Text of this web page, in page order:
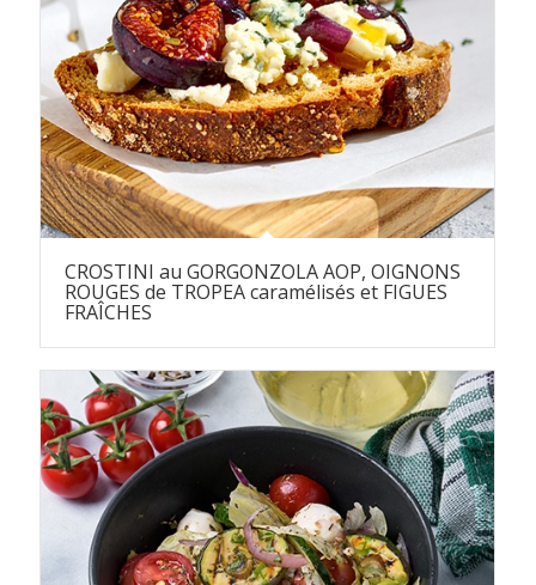
CROSTINI au GORGONZOLA AOP, OIGNONS
ROUGES de TROPEA caramélisés et FIGUES
FRAÎCHES